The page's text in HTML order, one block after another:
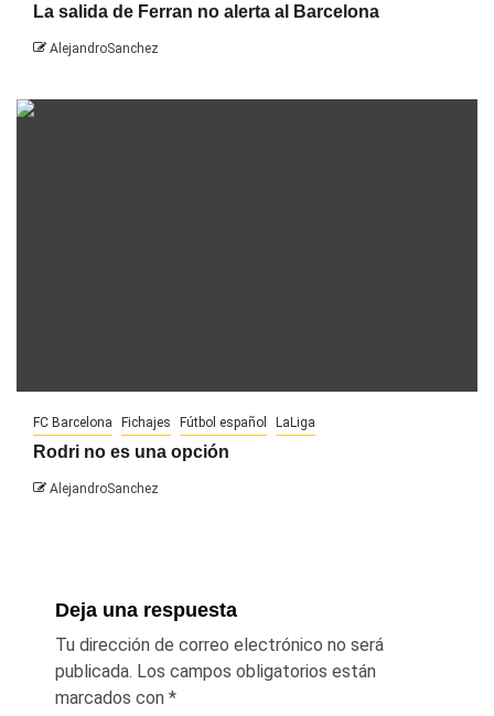
La salida de Ferran no alerta al Barcelona
AlejandroSanchez
FC Barcelona Fichajes Fútbol español LaLiga
Rodri no es una opción
AlejandroSanchez
Deja una respuesta
Tu dirección de correo electrónico no será
publicada. Los campos obligatorios están
marcados con *